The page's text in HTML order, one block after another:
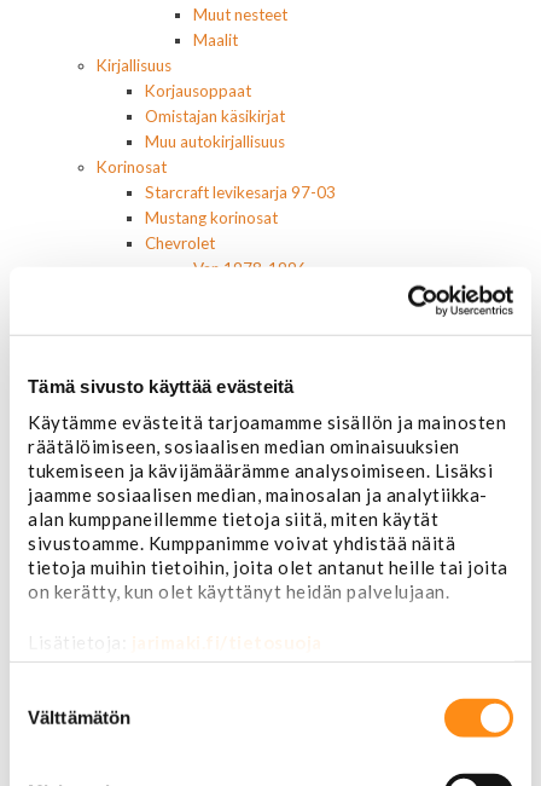
Tämä sivusto käyttää evästeitä
Käytämme evästeitä tarjoamamme sisällön ja mainosten
räätälöimiseen, sosiaalisen median ominaisuuksien
tukemiseen ja kävijämäärämme analysoimiseen. Lisäksi
jaamme sosiaalisen median, mainosalan ja analytiikka-
alan kumppaneillemme tietoja siitä, miten käytät
sivustoamme. Kumppanimme voivat yhdistää näitä
tietoja muihin tietoihin, joita olet antanut heille tai joita
on kerätty, kun olet käyttänyt heidän palvelujaan.
Lisätietoja: jarimaki.fi/tietosuoja
valinta
Välttämätön
Muut nesteet
Maalit
Kirjallisuus
Korjausoppaat
Omistajan käsikirjat
Muu autokirjallisuus
Korinosat
Starcraft levikesarja 97-03
Mustang korinosat
Chevrolet
Van 1978-1996
Suburban 1992-1999
Suburban 2000-2006
Tahoe 2000-2007
Corvette
Chevrolet muut
Ford
Dodge
Chrysler
Pontiac